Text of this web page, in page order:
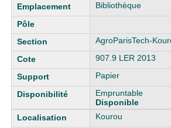
Bibliothèque
AgroParisTech-
907.9 LER 2013
Papier
Empruntable
Disponible
Kourou